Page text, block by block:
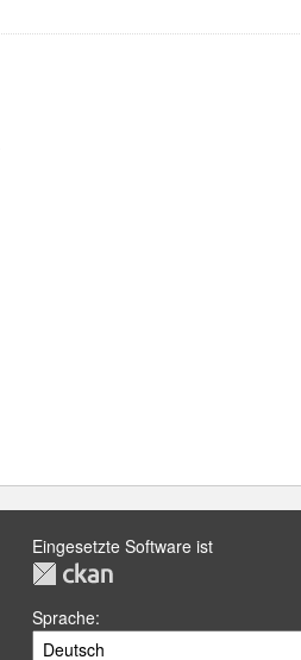
Eingesetzte Software ist
Sprache